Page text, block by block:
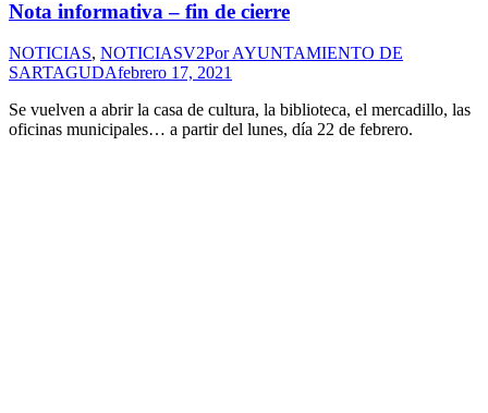
Nota informativa – fin de cierre
NOTICIAS, NOTICIASV2PorAYUNTAMIENTO DE
SARTAGUDAfebrero 17, 2021
Se vuelven a abrir la casa de cultura, la biblioteca, el mercadillo, las
oficinas municipales… a partir del lunes, día 22 de febrero.